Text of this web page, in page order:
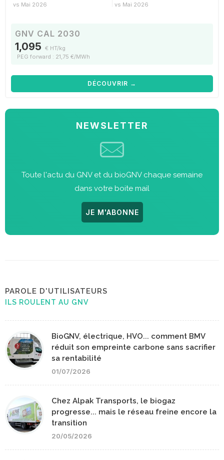
vs Mai 2026 vs Mai 2026
GNV CAL 2030
1,095 € HT/kg
PEG forward : 21,75 €/MWh
DÉCOUVRIR →
NEWSLETTER
Toute l'actu du GNV et du bioGNV chaque semaine
dans votre boite mail
JE M'ABONNE
PAROLE D'UTILISATEURS
ILS ROULENT AU GNV
BioGNV, électrique, HVO... comment BMV
réduit son empreinte carbone sans sacrifier
sa rentabilité
01/07/2026
Chez Alpak Transports, le biogaz
progresse... mais le réseau freine encore la
transition
20/05/2026